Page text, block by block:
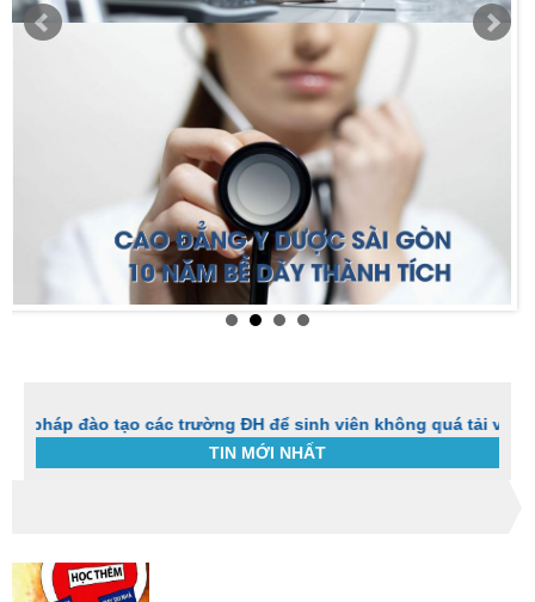
tạo các trường ĐH để sinh viên không quá tải với ngành
TIN MỚI NHẤT
SỰ KIỆN HOT